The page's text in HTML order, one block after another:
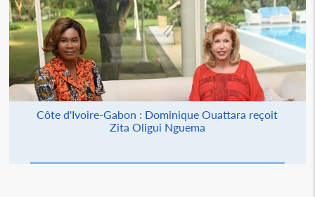
Côte d'Ivoire-Gabon : Dominique Ouattara reçoit
Zita Oligui Nguema